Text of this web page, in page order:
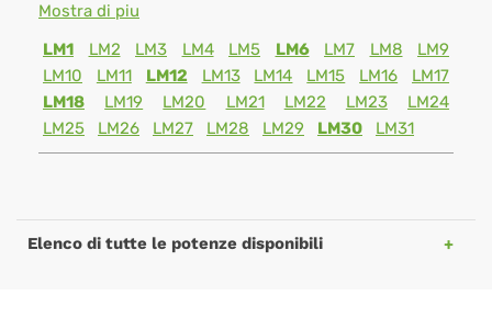
Mostra di piu
LM1
LM2 LM3 LM4 LM5 LM6 LM7 LM8
LM9
LM10
LM11 LM12 LM13 LM14 LM15 LM16
LM17
LM18
LM19 LM20 LM21 LM22 LM23
LM24
LM25
LM26 LM27 LM28 LM29 LM30 LM31
Elenco di tutte le potenze disponibili